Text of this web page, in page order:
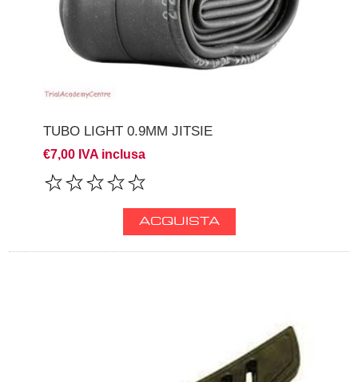
TUBO LIGHT 0.9MM JITSIE
€7,00 IVA inclusa